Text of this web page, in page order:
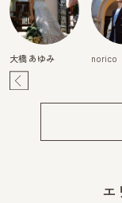
大橋 あゆみ norico
エ